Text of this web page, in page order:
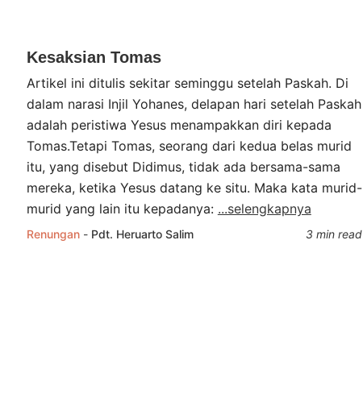
Kesaksian Tomas
Artikel ini ditulis sekitar seminggu setelah Paskah. Di
dalam narasi Injil Yohanes, delapan hari setelah Paskah
adalah peristiwa Yesus menampakkan diri kepada
Tomas.Tetapi Tomas, seorang dari kedua belas murid
itu, yang disebut Didimus, tidak ada bersama-sama
mereka, ketika Yesus datang ke situ. Maka kata murid-
murid yang lain itu kepadanya: ...selengkapnya
Renungan - Pdt. Heruarto Salim 3 min read